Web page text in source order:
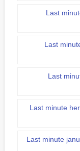
Last
Last
Last
Last minute
Last minute